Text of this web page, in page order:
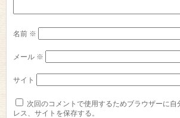
名前 ※
メール ※
サイト
次回のコメントで使用するためブラウザーに自
レス、サイトを保存する。